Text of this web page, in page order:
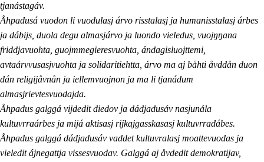
tjanástagáv.
Åhpadusá vuodon li vuodulasj árvo risstalasj ja humanisstalasj árbes
ja dábijs, duola degu almasjárvo ja luondo vieledus, vuojŋŋana
friddjavuohta, guojmmegieresvuohta, ándagisluojttemi,
avtaárvvusasjvuohta ja solidaritiehtta, árvo ma aj båhti åvddån duon
dán religijåvnån ja iellemvuojnon ja ma li tjanádum
almasjrievtesvuodajda.
Åhpadus galggá vijdedit diedov ja dádjadusáv nasjunála
kultuvrraárbes ja mijá aktisasj rijkajgasskasasj kultuvrradábes.
Åhpadus galggá dádjadusáv vaddet kultuvralasj moattevuodas ja
vieledit ájnegattja vissesvuodav. Galggá aj åvdedit demokratijav,